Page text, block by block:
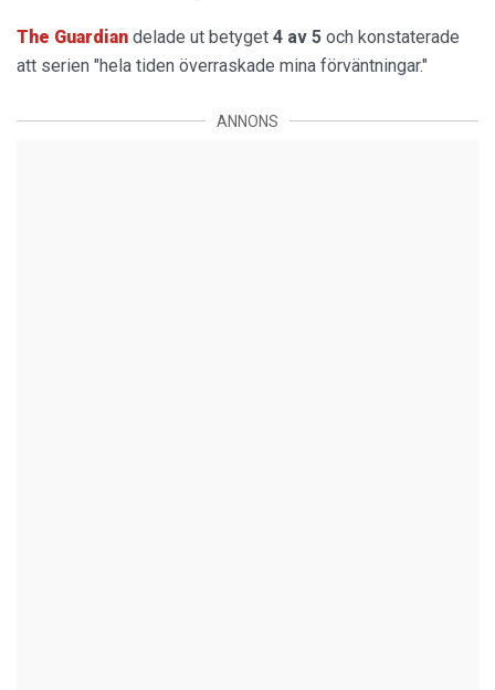
The Guardian delade ut betyget 4 av 5 och konstaterade
att serien "hela tiden överraskade mina förväntningar."
ANNONS